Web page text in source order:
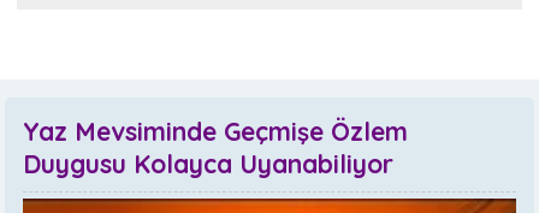
Yaz Mevsiminde Geçmişe Özlem
Duygusu Kolayca Uyanabiliyor